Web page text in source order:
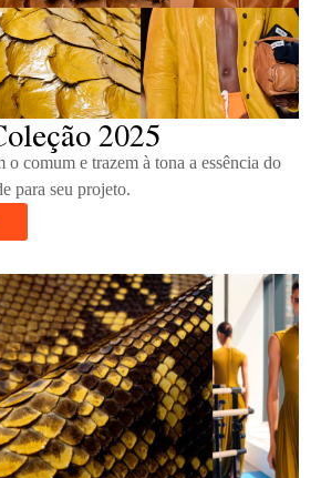
2025
o comum e trazem à tona a essência do
para seu projeto.